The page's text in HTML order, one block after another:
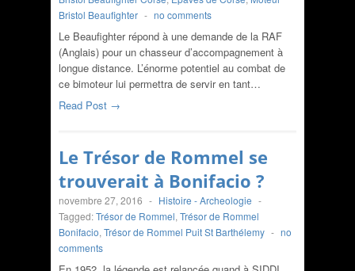
Bristol Beaufighter - no comments
Le Beaufighter répond à une demande de la RAF
(Anglais) pour un chasseur d’accompagnement à
longue distance. L’énorme potentiel au combat de
ce bimoteur lui permettra de servir en tant…
Read Post →
Le Trésor de Rommel se
trouverait à Bonifacio ?
novembre 27, 2016 - Histoire - Archeologie -
Tagged:Trésor de Rommel, Trésor de Rommel
Bonifacio, Trésor de Rommel Puit St Barthélemy - no
comments